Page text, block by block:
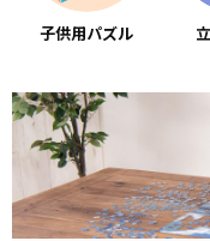
子供用パズル